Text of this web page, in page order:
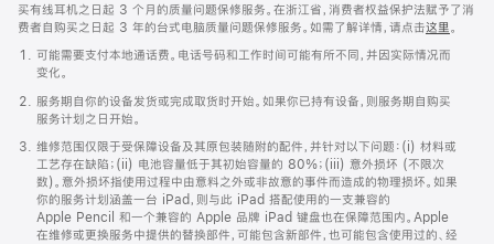
买有线耳机之日起 3 个月的质量问题保修服务。在浙江省，消费者权益保护法赋予了消
费者自购买之日起 3 年的台式电脑质量问题保修服务。如需了解详情，请点击这里。
可能需要支付本地通话费。电话号码和工作时间可能有所不同，并因实际情况而
变化。
服务期自你的设备发货或完成取货时开始。如果你已持有设备，则服务期自购买
服务计划之日开始。
维修范围仅限于受保障设备及其原包装随附的配件，并针对以下问题：(i) 材料或
工艺存在缺陷；(ii) 电池容量低于其初始容量的 80%；(iii) 意外损坏 (不限次
数)。意外损坏指使用过程中由意料之外或非故意的事件而造成的物理损坏。如果
你的服务计划涵盖一台 iPad，则与此 iPad 搭配使用的一支兼容的
Apple Pencil 和一个兼容的 Apple 品牌 iPad 键盘也在保障范围内。Apple
在维修或更换服务中提供的替换部件，可能包含新部件，也可能包含使用过的、经